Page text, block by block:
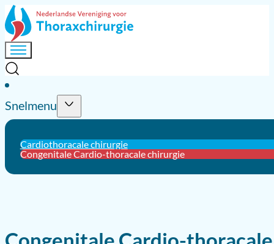
Snelmenu
Cardiothoracale chirurgie
Congenitale Cardio-thoracale chirurgie